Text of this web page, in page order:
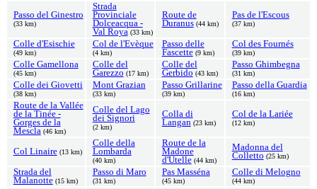
Passo del Ginestro
(33 km)
Strada
Provinciale
Dolceacqua -
Val Roya (33 km)
Route de
Duranus (44 km)
Pas de l'Escous
(37 km)
Colle d'Esischie
(49 km)
Col de l'Evèque
(4 km)
Passo delle
Fascette (9 km)
Col des Fournés
(39 km)
Colle Gamellona
(45 km)
Colle del
Garezzo (17 km)
Colle del
Gerbido (43 km)
Passo Ghimbegna
(31 km)
Colle dei Giovetti
(38 km)
Mont Grazian
(33 km)
Passo Grillarine
(39 km)
Passo della Guardia
(16 km)
Route de la Vallée
de la Tinée -
Gorges de la
Mescla (46 km)
Colle del Lago
dei Signori
(2 km)
Colla di
Langan (23 km)
Col de la Lariée
(12 km)
Col Linaire (13 km)
Colle della
Lombarda
(40 km)
Route de la
Madone
d'Utelle (44 km)
Madonna del
Colletto (25 km)
Strada del
Malanotte (15 km)
Passo di Maro
(31 km)
Pas Masséna
(45 km)
Colle di Melogno
(44 km)